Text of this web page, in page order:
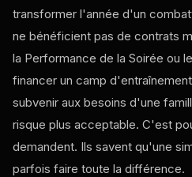
transformer l'année d'un
ne bénéficient pas de contrats
la Performance de la Soirée ou
financer un camp
subvenir aux besoins d'une
risque plus acceptable. C'est
demandent. Ils savent qu'une
parfois faire toute la différence.